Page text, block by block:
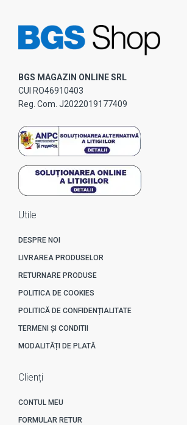
BGS MAGAZIN ONLINE SRL
CUI RO46910403
Reg. Com. J2022019177409
Utile
DESPRE NOI
LIVRAREA PRODUSELOR
RETURNARE PRODUSE
POLITICA DE COOKIES
POLITICĂ DE CONFIDENȚIALITATE
TERMENI ȘI CONDITII
MODALITĂȚI DE PLATĂ
Clienți
CONTUL MEU
FORMULAR RETUR